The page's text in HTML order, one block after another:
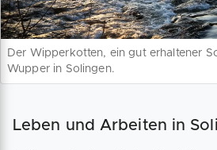
Der Wipperkotten, ein gut erhaltener
Wupper in Solingen.
Leben und Arbeiten in